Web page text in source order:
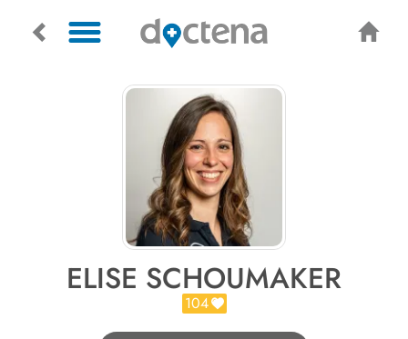
ELISE SCHOUMAKER
104